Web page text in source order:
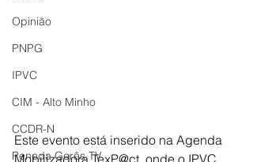
Opinião
PNPG
IPVC
CIM - Alto Minho
CCDR-N
Peneda Gerês TV
Este evento está inserido na Agenda
Mobilizadora TexP@ct, onde o IPVC